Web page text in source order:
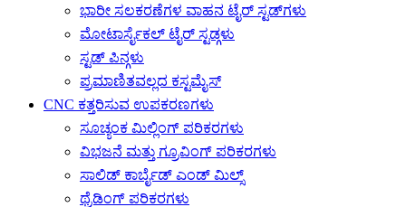
ಭಾರೀ ಸಲಕರಣೆಗಳ ವಾಹನ ಟೈರ್ ಸ್ಟಡ್‌ಗಳು
ಮೋಟಾರ್ಸೈಕಲ್ ಟೈರ್ ಸ್ಟಡ್ಗಳು
ಸ್ಟಡ್ ಪಿನ್ಗಳು
ಪ್ರಮಾಣಿತವಲ್ಲದ ಕಸ್ಟಮೈಸ್
CNC ಕತ್ತರಿಸುವ ಉಪಕರಣಗಳು
ಸೂಚ್ಯಂಕ ಮಿಲ್ಲಿಂಗ್ ಪರಿಕರಗಳು
ವಿಭಜನೆ ಮತ್ತು ಗ್ರೂವಿಂಗ್ ಪರಿಕರಗಳು
ಸಾಲಿಡ್ ಕಾರ್ಬೈಡ್ ಎಂಡ್ ಮಿಲ್ಸ್
ಥ್ರೆಡಿಂಗ್ ಪರಿಕರಗಳು